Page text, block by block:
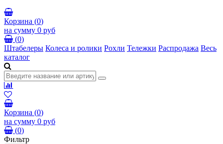
Корзина (0)
на сумму 0 руб
(0)
Штабелеры Колеса и ролики Рохли Тележки Распродажа Весь
каталог
Корзина (0)
на сумму 0 руб
(0)
Фильтр